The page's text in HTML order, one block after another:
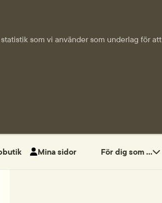
som vi använder som underlag för att
Mina sidor För dig som ...